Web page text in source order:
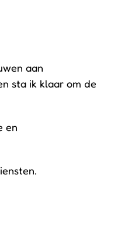
aan
sta ik klaar om de
en